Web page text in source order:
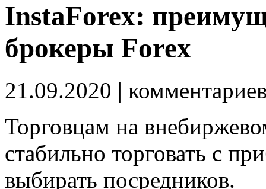
InstaForex:
брокеры Forex
21.09.2020 |
Торговцам на
стабильно торговать с
выбирать посредников.